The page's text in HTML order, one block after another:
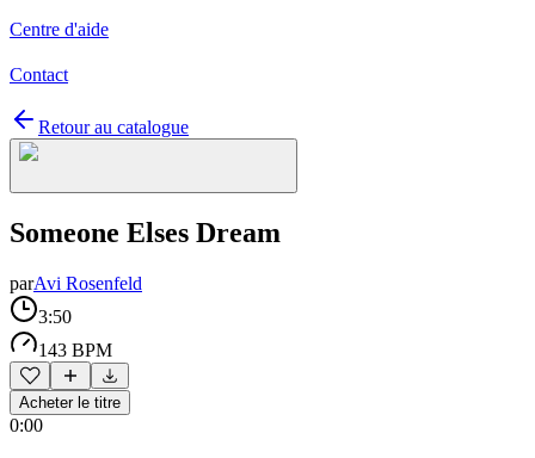
Centre d'aide
Contact
Retour au catalogue
Someone Elses Dream
parAvi Rosenfeld
3:50
143 BPM
Acheter le titre
0:00